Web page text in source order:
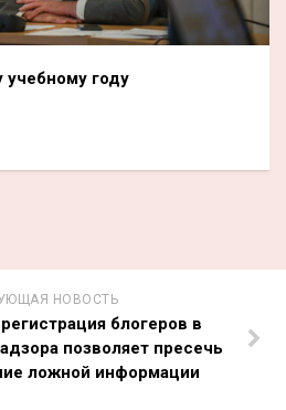
учебному году
НОВОСТЬ
блогеров в
позволяет пресечь
ложной информации